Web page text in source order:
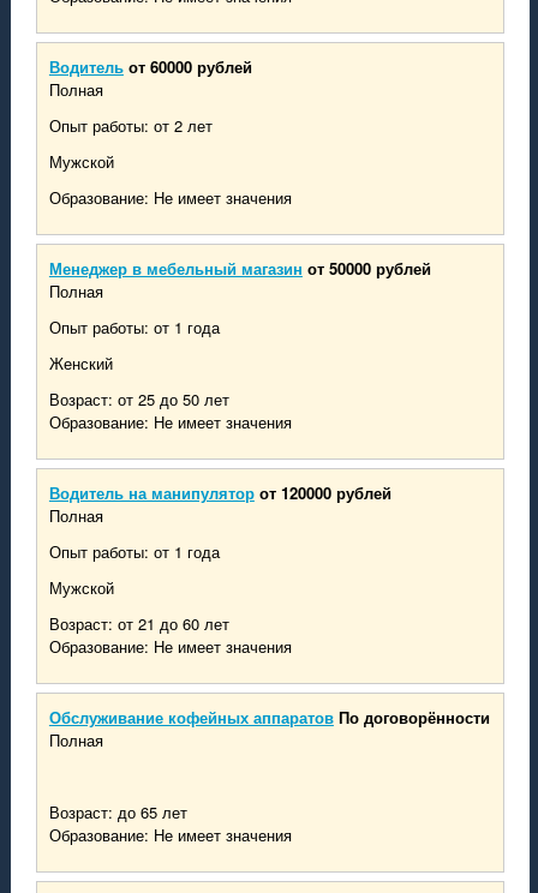
Водитель от 60000 рублей
Полная
Опыт работы: от 2 лет
Мужской
Образование: Не имеет значения
Менеджер в мебельный магазин от 50000 рублей
Полная
Опыт работы: от 1 года
Женский
Возраст: от 25 до 50 лет
Образование: Не имеет значения
Водитель на манипулятор от 120000 рублей
Полная
Опыт работы: от 1 года
Мужской
Возраст: от 21 до 60 лет
Образование: Не имеет значения
Обслуживание кофейных аппаратов По договорённости
Полная
Возраст: до 65 лет
Образование: Не имеет значения